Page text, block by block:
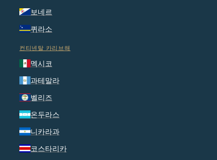
보네르
퀴라소
컨티넨탈 카리브해
멕시코
과테말라
벨리즈
온두라스
니카라과
코스타리카